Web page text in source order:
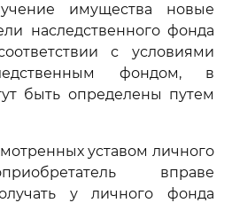
имущества новые
наследственного фонда
с условиями
фондом, в
быть определены путем
уставом личного
вправе
у личного фонда